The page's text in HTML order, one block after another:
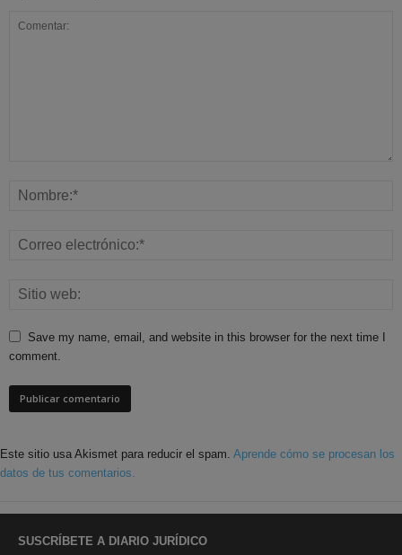
Save my name, email, and website in this browser for the next time I
comment.
Este sitio usa Akismet para reducir el spam. Aprende cómo se procesan los
datos de tus comentarios.
SUSCRÍBETE A DIARIO JURÍDICO